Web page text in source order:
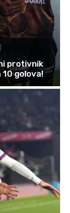
protivnik
golova!